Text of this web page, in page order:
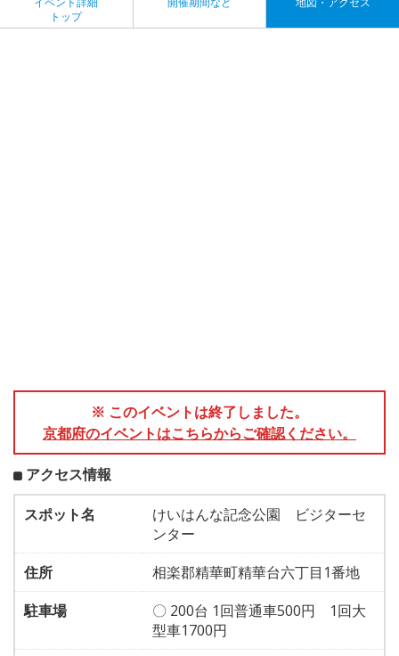
トップ
※ このイベントは終了しました。
京都府のイベントはこちらからご確認ください。
アクセス情報
スポット名
けいはんな記念公園 ビジターセ
ンター
住所
相楽郡精華町精華台六丁目1番地
駐車場
〇 200台 1回普通車500円 1回大
型車1700円